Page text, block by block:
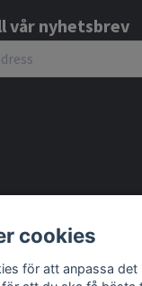
vår nyhetsbrev
cookies
för att anpassa det